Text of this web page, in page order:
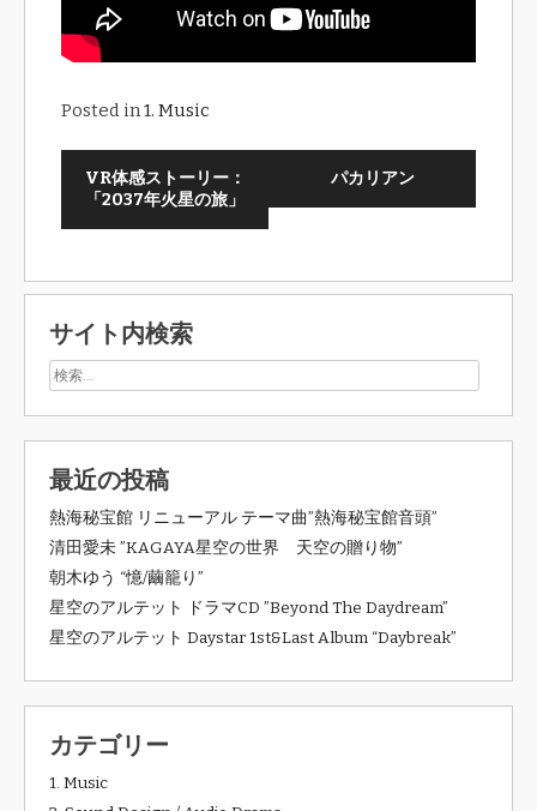
Posted in1. Music
VR体感ストーリー：
「2037年火星の旅」
パカリアン
サイト内検索
最近の投稿
熱海秘宝館 リニューアル テーマ曲”熱海秘宝館音頭”
清田愛未 ”KAGAYA星空の世界 天空の贈り物”
朝木ゆう “憶/繭籠り”
星空のアルテット ドラマCD ”Beyond The Daydream”
星空のアルテット Daystar 1st&Last Album “Daybreak”
カテゴリー
1. Music